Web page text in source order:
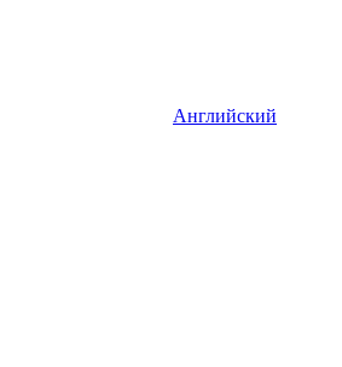
Английский